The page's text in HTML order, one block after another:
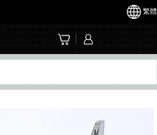
繁體